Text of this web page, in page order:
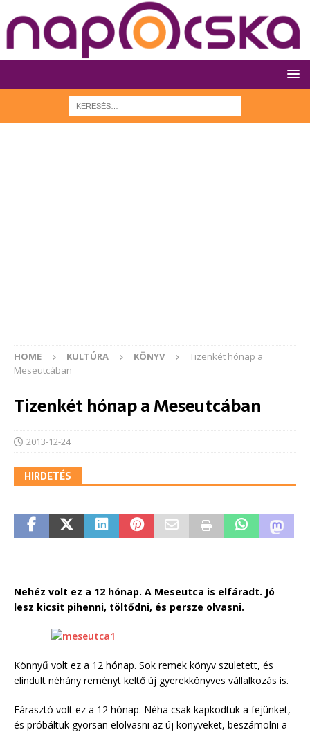
HOME KULTÚRA KÖNYV
Tizenkét hónap a
Meseutcában
Tizenkét hónap a Meseutcában
2013-12-24
HIRDETÉS
Nehéz volt ez a 12 hónap. A Meseutca is elfáradt. Jó
lesz kicsit pihenni, töltődni, és persze olvasni.
Könnyű volt ez a 12 hónap. Sok remek könyv született, és
elindult néhány reményt keltő új gyerekkönyves vállalkozás is.
Fárasztó volt ez a 12 hónap. Néha csak kapkodtuk a fejünket,
és próbáltuk gyorsan elolvasni az új könyveket, beszámolni a